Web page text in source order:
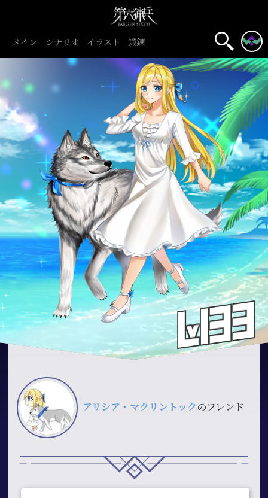
メイン シナリオ イラスト 鍛錬
アリシア・マクリントック のフレンド